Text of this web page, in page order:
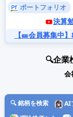
ポートフォリオ
決算
【🎫会員募集中
🔍企業
会
🔍 銘柄を検索 AI